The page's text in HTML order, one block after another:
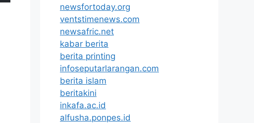
newsfortoday.org
ventstimenews.com
newsafric.net
kabar berita
berita printing
infoseputarlarangan.com
berita islam
beritakini
inkafa.ac.id
alfusha.ponpes.id